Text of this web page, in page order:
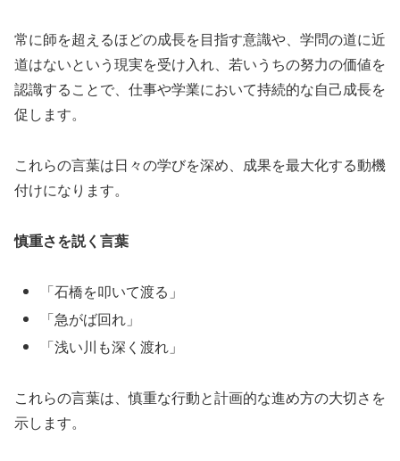
常に師を超えるほどの成長を目指す意識や、学問の道に近
道はないという現実を受け入れ、若いうちの努力の価値を
認識することで、仕事や学業において持続的な自己成長を
促します。
これらの言葉は日々の学びを深め、成果を最大化する動機
付けになります。
慎重さを説く言葉
「石橋を叩いて渡る」
「急がば回れ」
「浅い川も深く渡れ」
これらの言葉は、慎重な行動と計画的な進め方の大切さを
示します。